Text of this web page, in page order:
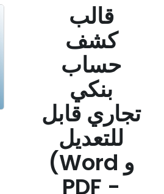
قالب
كشف
حساب
بنكي
تجاري قابل
للتعديل
(Word و
PDF -